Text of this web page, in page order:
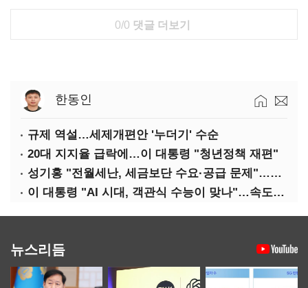
0/0 댓글 더보기
한동인
규제 역설…세제개편안 '누더기' 수순
20대 지지율 급락에…이 대통령 "청년정책 재편"
성기홍 "전월세난, 세금보단 수요·공급 문제"…닥공 시사
이 대통령 "AI 시대, 객관식 수능이 맞나"…속도전 '경계'
뉴스리듬